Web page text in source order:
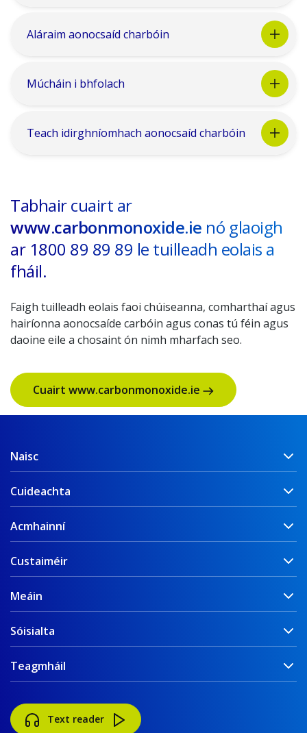
Aláraim aonocsaíd charbóin
Múcháin i bhfolach
Teach idirghníomhach aonocsaíd charbóin
Tabhair cuairt ar
www.carbonmonoxide.ie nó glaoigh
ar 1800 89 89 89 le tuilleadh eolais a
fháil.
Faigh tuilleadh eolais faoi chúiseanna, comharthaí agus
hairíonna aonocsaíde carbóin agus conas tú féin agus
daoine eile a chosaint ón nimh mharfach seo.
Cuairt www.carbonmonoxide.ie
Naisc
Cuideachta
Acmhainní
Custaiméir
Meáin
Sóisialta
Teagmháil
Text reader